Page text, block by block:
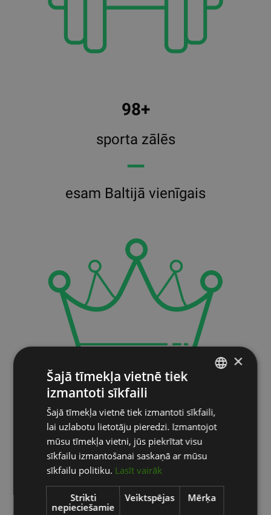
98+
sporta zālēs
━━
esam Baltijā vienīgais
oficiālais
dīleris
━━
visām precēm nodrošinām
ENGLISH
RUSSIAN
×
Šajā tīmekļa vietnē tiek
izmantoti sīkfaili
Šajā tīmekļa vietnē tiek izmantoti sīkfaili,
lai uzlabotu lietotāju pieredzi. Izmantojot
mūsu tīmekļa vietni, jūs piekrītat visu
sīkfailu izmantošanai saskaņā ar mūsu
sīkfailu politiku. Lasīt vairāk
Strikti
nepieciešamie
Veiktspējas Mērķa